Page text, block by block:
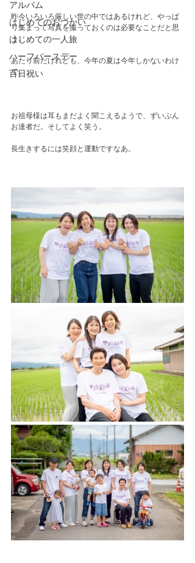
アルバム
はじめてのおつかい
はじめての一人旅
ハーフバースデー
百日祝い
昨今いろいろ厳しい世の中ではあるけれど、やっぱ
り集まって写真を撮っておくのは必要なことだと思
う。
あたり前だけれども、今年の夏は今年しかないわけ
で。
お祖母様は耳もまだよく聞こえるようで、ずいぶん
お達者だ。そしてよく笑う。
長生きするには笑顔と運動ですなあ。